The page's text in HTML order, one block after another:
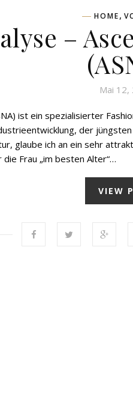
HOME,
–
Mai 12,
ist ein spezialisierter
der
glaube ich an ein sehr
Frau „im besten Alter“…
VIEW